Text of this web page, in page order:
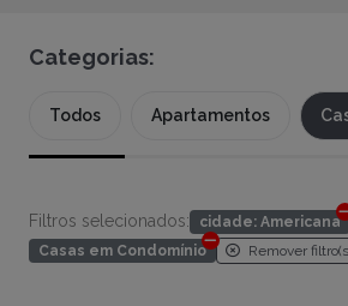
Categorias:
Todos Apartamentos
Filtros selecionados:
cidade: Americana
Casas em Condomínio
Remover